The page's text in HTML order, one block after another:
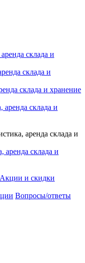
Акции и скидки
Вопросы/ответы